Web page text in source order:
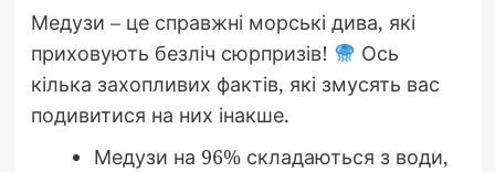
Медузи – це справжні морські дива, які
приховують безліч сюрпризів!
Ось
кілька захопливих фактів, які змусять вас
подивитися на них інакше.
Медузи на 96% складаються з води,